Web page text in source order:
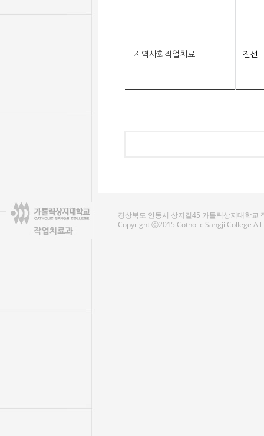
지역사회작업치료 전선
경상북도 안동시 상지길45 가톨릭상지대학교
Copyright ⓒ2015 Cotholic Sangji College